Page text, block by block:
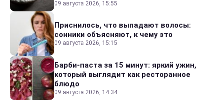
09 августа 2026, 15:55
Приснилось, что выпадают волосы:
сонники объясняют, к чему это
09 августа 2026, 15:15
Барби-паста за 15 минут: яркий ужин,
который выглядит как ресторанное
блюдо
09 августа 2026, 14:34